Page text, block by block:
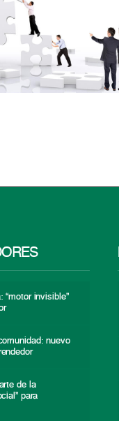
“motor invisible”
nuevo
de la
para